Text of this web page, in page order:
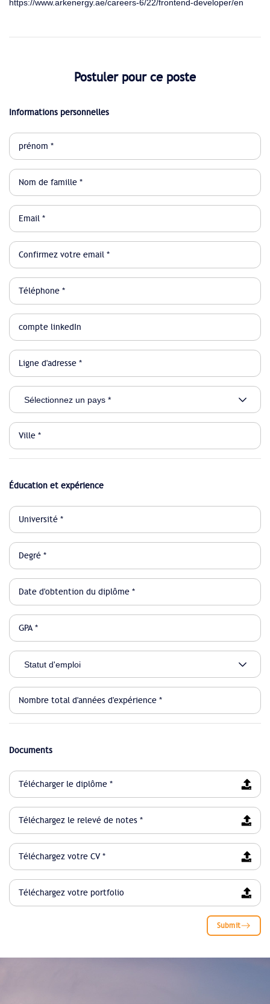
https://www.arkenergy.ae/careers-6/22/frontend-developer/en
Postuler pour ce poste
Informations personnelles
Éducation et expérience
Documents
Télécharger le diplôme *
Téléchargez le relevé de notes *
Téléchargez votre CV *
Téléchargez votre portfolio
Submit